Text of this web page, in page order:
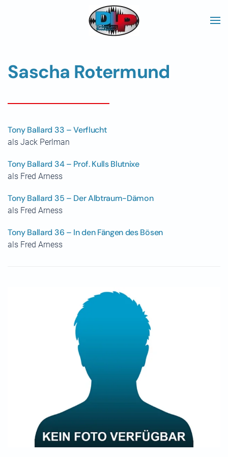
Skip to main content
Sascha Rotermund
Tony Ballard 33 – Verflucht
als Jack Perlman
Tony Ballard 34 – Prof. Kulls Blutnixe
als Fred Arness
Tony Ballard 35 – Der Albtraum-Dämon
als Fred Arness
Tony Ballard 36 – In den Fängen des Bösen
als Fred Arness